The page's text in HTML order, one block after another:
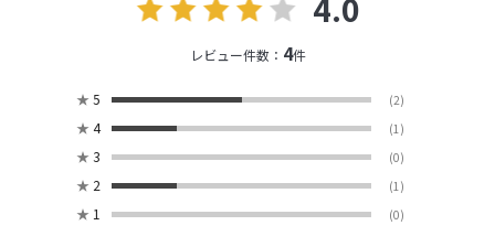
4.0
レビュー件数： 4件
★ 5 (2)
★ 4 (1)
★ 3 (0)
★ 2 (1)
★ 1 (0)